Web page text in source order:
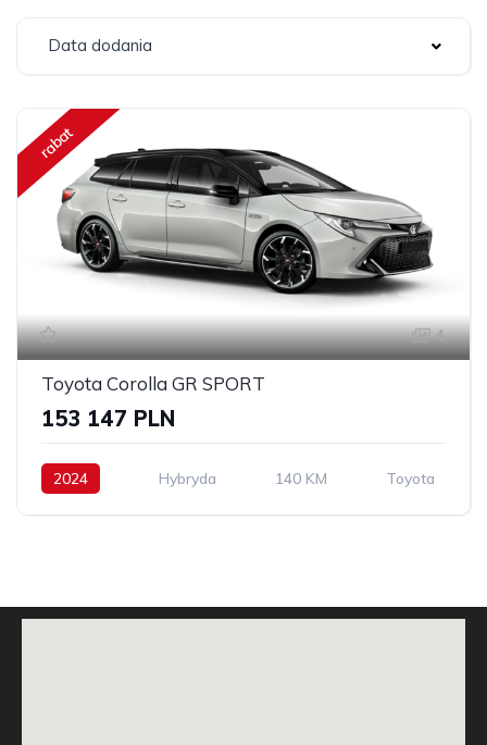
Data dodania
rabat
4
Toyota Corolla GR SPORT
153 147 PLN
2024 Hybryda 140 KM Toyota